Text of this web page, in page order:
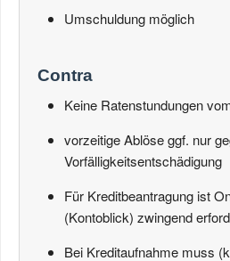
Umschuldung möglich
Contra
Keine Ratenstundungen
vorzeitige Ablöse ggf. nur
Vorfälligkeitsentschädigung
Für Kreditbeantragung ist
(Kontoblick) zwingend
Bei Kreditaufnahme muss